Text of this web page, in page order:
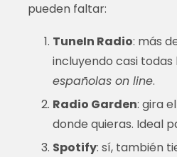
pueden faltar:
TuneIn Radio: más
incluyendo casi todas
españolas on line.
Radio Garden: gira
donde quieras. Ideal
Spotify: sí, también